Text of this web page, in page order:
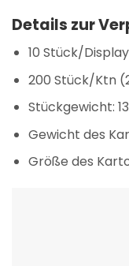
Details zur
10 Stück/
200 Stück/Ktn
Stückgewicht:
Gewicht des
Größe des